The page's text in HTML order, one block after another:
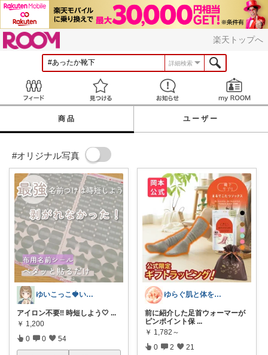
楽天トップへ
詳細検索
見つける お知らせ
商品 ユーザー
#オリジナル写真
ゆいこっこ🍓いつも感謝です*.
アイロン不要‼️ 時短しよう🤍 ...
￥ 1,200
0 0 54
ゆらぐ肌と体をいたわるROOM
前に紹介した足首ウォーマーが
ピンポイント保 ...
￥ 1,782～
0 2 21